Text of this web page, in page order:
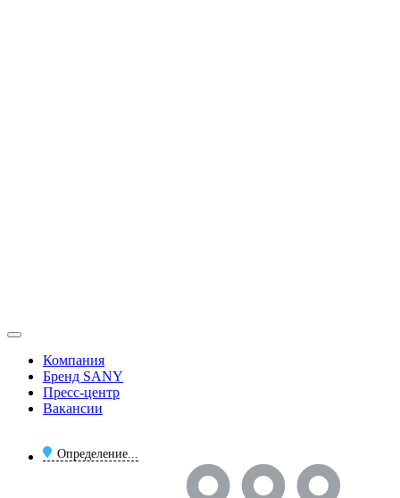
Компания
Бренд SANY
Пресс-центр
Вакансии
Определение...